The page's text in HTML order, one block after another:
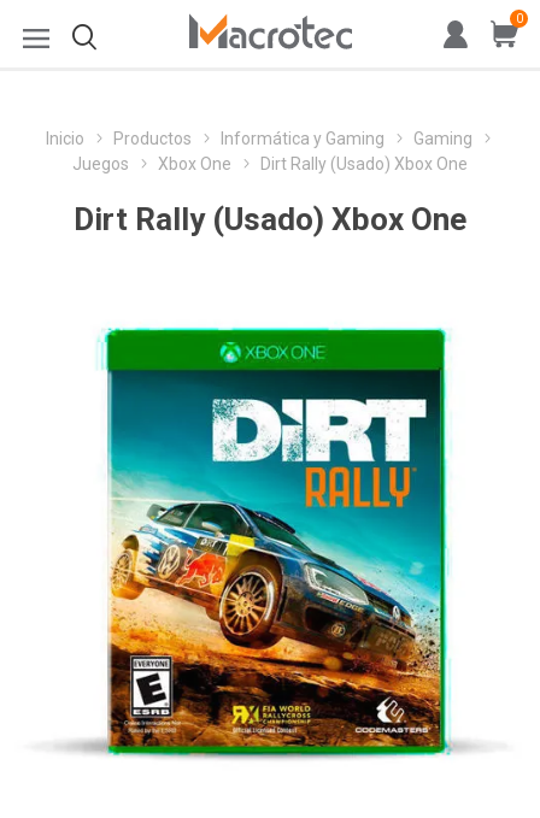
0
Inicio Productos Informática y Gaming
Gaming
Juegos
Xbox One Dirt Rally (Usado) Xbox One
Dirt Rally (Usado) Xbox One